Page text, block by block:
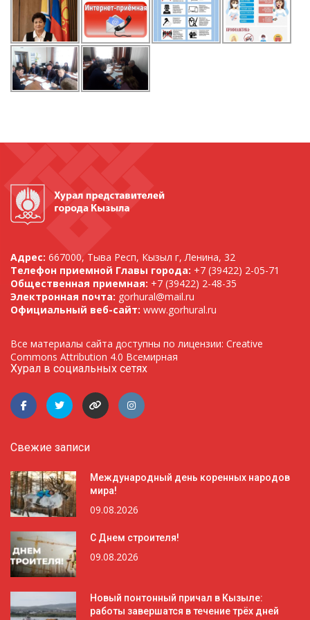
Адрес: 667000, Тыва Респ, Кызыл г, Ленина, 32
Телефон приемной Главы города: +7 (39422) 2-05-71
Общественная приемная: +7 (39422) 2-48-35
Электронная почта: gorhural@mail.ru
Официальный веб-сайт: www.gorhural.ru
Все материалы сайта доступны по лицензии: Creative
Commons Attribution 4.0 Всемирная
Хурал в социальных сетях
Свежие записи
Международный день коренных народов
мира!
09.08.2026
С Днем строителя!
09.08.2026
Новый понтонный причал в Кызыле:
работы завершатся в течение трёх дней